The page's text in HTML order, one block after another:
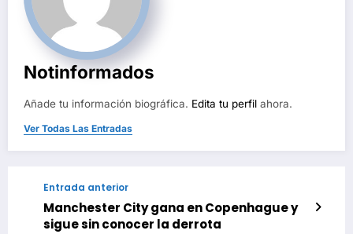
Notinformados
Añade tu información biográfica. Edita tu perfil ahora.
Ver Todas Las Entradas
Entrada anterior
Manchester City gana en Copenhague y
sigue sin conocer la derrota